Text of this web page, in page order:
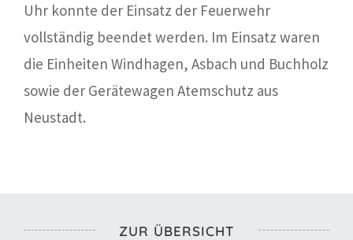
Uhr konnte der Einsatz der Feuerwehr
vollständig beendet werden. Im Einsatz waren
die Einheiten Windhagen, Asbach und Buchholz
sowie der Gerätewagen Atemschutz aus
Neustadt.
ZUR ÜBERSICHT